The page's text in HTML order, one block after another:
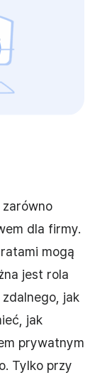
zarówno
dla firmy.
mogą
jest rola
jak
jak
prywatnym
Tylko przy